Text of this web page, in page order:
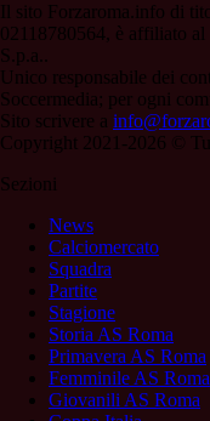
Il sito Forzaroma.info di
02118780564, è affiliato
S.p.a..
Unico responsabile dei
Soccermedia; per ogni
Sito scrivere a
Copyright 2021-2026 ©
Sezioni
News
Calciomercato
Squadra
Partite
Stagione
Storia AS Roma
Primavera AS Roma
Femminile AS Roma
Giovanili AS Roma